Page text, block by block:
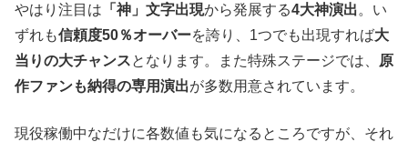
やはり注目は 「神」文字出現から発展する4大神演出。い
ずれも信頼度50％オーバーを誇り、1つでも出現すれば大
当りの大チャンスとなります。また特殊ステージでは、
原
作ファンも納得の専用演出が多数用意されています。
現役稼働中なだけに各数値も気になるところですが、それ